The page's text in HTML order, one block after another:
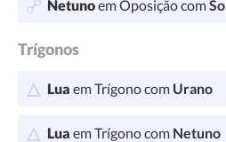
Netunoem Oposição comSol
Trígonos
Lua em Trígono com Urano
Lua em Trígono com Netuno